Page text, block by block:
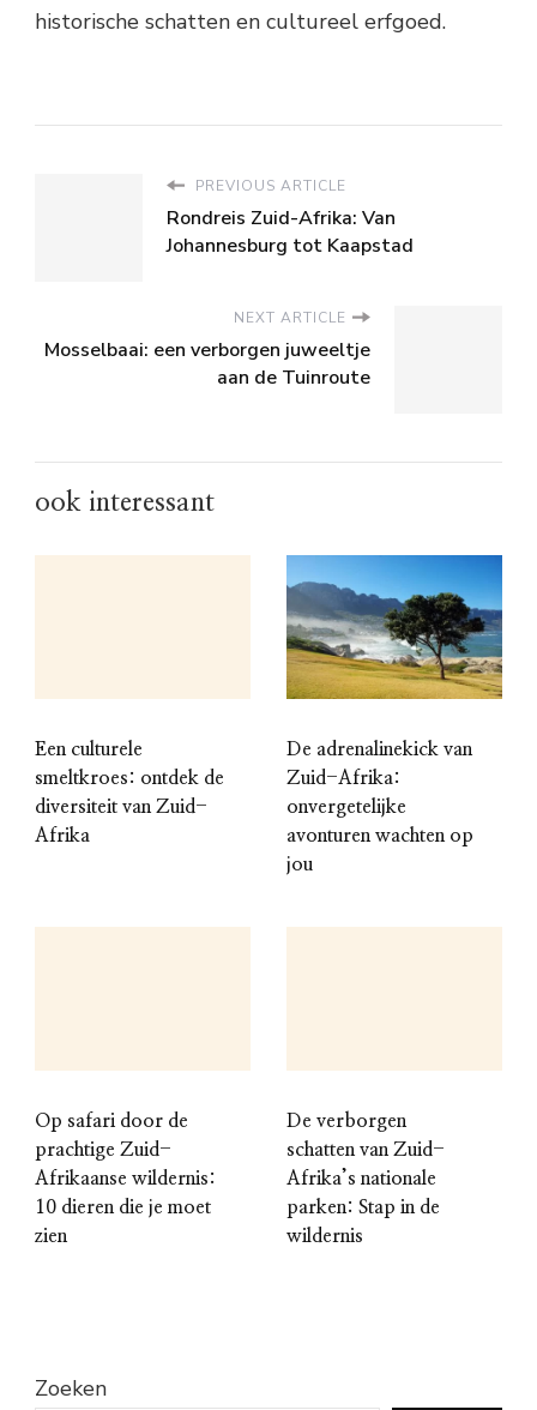
historische schatten en cultureel erfgoed.
PREVIOUS ARTICLE
Rondreis Zuid-Afrika: Van
Johannesburg tot Kaapstad
NEXT ARTICLE
Mosselbaai: een verborgen juweeltje
aan de Tuinroute
ook interessant
Een culturele
smeltkroes: ontdek de
diversiteit van Zuid-
Afrika
De adrenalinekick van
Zuid-Afrika:
onvergetelijke
avonturen wachten op
jou
Op safari door de
prachtige Zuid-
Afrikaanse wildernis:
10 dieren die je moet
zien
De verborgen
schatten van Zuid-
Afrika’s nationale
parken: Stap in de
wildernis
Zoeken